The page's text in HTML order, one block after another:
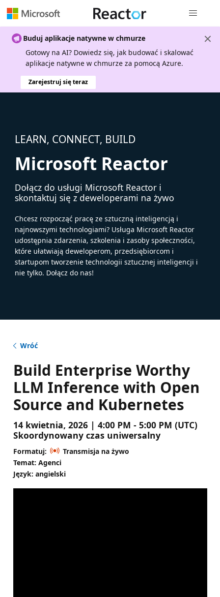
Buduj aplikacje natywne w chmurze
Gotowy na AI? Dowiedz się, jak budować i skalować
aplikacje natywne w chmurze za pomocą Azure.
Zarejestruj się teraz
LEARN, CONNECT, BUILD
Microsoft Reactor
Dołącz do usługi Microsoft Reactor i
skontaktuj się z deweloperami na żywo
Chcesz rozpocząć pracę ze sztuczną inteligencją i
najnowszymi technologiami? Usługa Microsoft Reactor
udostępnia zdarzenia, szkolenia i zasoby społeczności,
które ułatwiają deweloperom, przedsiębiorcom i
startupom tworzenie technologii sztucznej inteligencji i
nie tylko. Dołącz do nas!
Wróć
Build Enterprise Worthy
LLM Inference with Open
Source and Kubernetes
14 kwietnia, 2026 | 4:00 PM - 5:00 PM (UTC)
Skoordynowany czas uniwersalny
Formatuj:
Transmisja na żywo
Temat: Agenci
Język: angielski